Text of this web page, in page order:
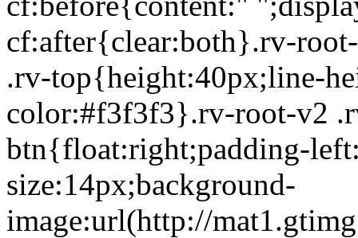
cf:after{clear:both}.rv-
.rv-top{height:40px;line-
color:#f3f3f3}.rv-root-v2
btn{float:right;padding-
size:14px;background-
image:url(http://